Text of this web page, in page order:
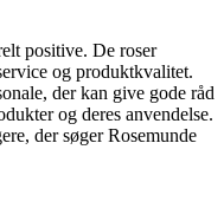
positive. De roser
og produktkvalitet.
der kan give gode råd
og deres anvendelse.
der søger Rosemunde